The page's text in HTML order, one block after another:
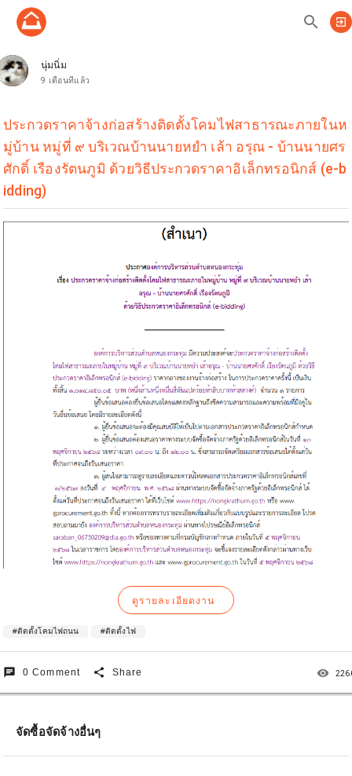
search exit_to_app
นุ่มนิ่ม
9 เดือนที่แล้ว
ประกวดราคาจ้างก่อสร้างติดตั้งโคมไฟสาธารณะภายในห
มู่บ้าน หมู่ที่ ๙ บริเวณบ้านนายหยำ เล้า อรุณ - บ้านนายศร
ศักดิ์ เรืองรัตนภูมิ ด้วยวิธีประกวดราคาอิเล็กทรอนิกส์ (e-b
idding)
ดูรายละเอียดงาน
#ติดตั้งโคมไฟถนน #ติดตั้งไฟ
chat 0 Comment share Share remove_red_eye
จัดซื้อจัดจ้างอื่นๆ